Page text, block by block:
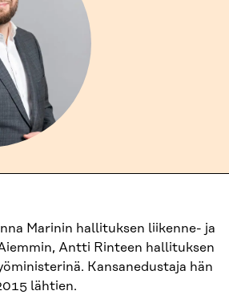
Marinin hallituksen liikenne- ja
Antti Rinteen hallituksen
Kansanedustaja hän
lähtien.